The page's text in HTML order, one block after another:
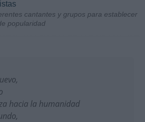
cantantes y grupos para establecer
popularidad
hacia la humanidad